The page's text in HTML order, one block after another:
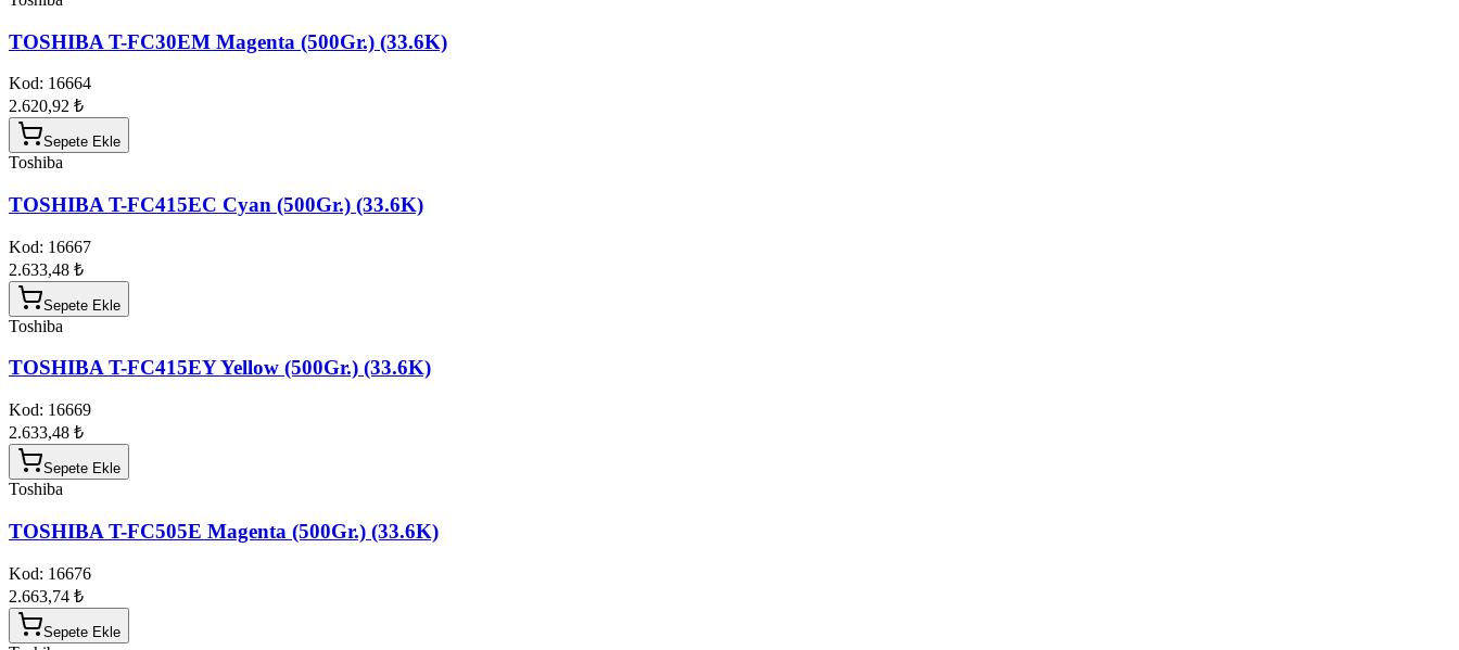
TOSHIBA T-FC30EM Magenta (500Gr.) (33.6K)
Kod: 16664
2.620,92 ₺
Sepete Ekle
Toshiba
TOSHIBA T-FC415EC Cyan (500Gr.) (33.6K)
Kod: 16667
2.633,48 ₺
Sepete Ekle
Toshiba
TOSHIBA T-FC415EY Yellow (500Gr.) (33.6K)
Kod: 16669
2.633,48 ₺
Sepete Ekle
Toshiba
TOSHIBA T-FC505E Magenta (500Gr.) (33.6K)
Kod: 16676
2.663,74 ₺
Sepete Ekle